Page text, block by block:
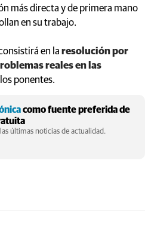
más directa y de primera mano
en su trabajo.
en la resolución por
reales en las
ponentes.
como fuente preferida de
últimas noticias de actualidad.